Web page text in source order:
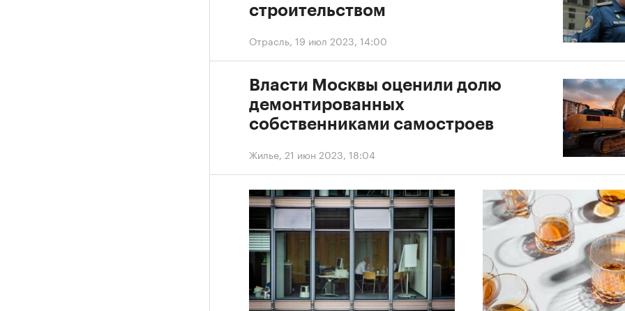
Отрасль, 19 июл 2023, 14:00
строительством
Жилье, 21 июн 2023, 18:04
Власти Москвы оценили долю
демонтированных
собственниками самостроев